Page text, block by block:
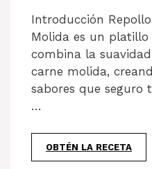
Introducción
Molida es un platillo
combina la
carne molida,
sabores que seguro
…
OBTÉN LA RECETA